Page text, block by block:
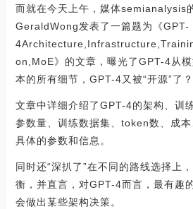
而就在今天上午，媒体semianalysis
GeraldWong发表了一篇题为《GPT-
on,MoE》的文章，曝光了GPT-4从
本的所有细节，GPT-4又被“开源”了？
文章中详细介绍了GPT-4的架构、训
参数量、训练数据集、token数、成
具体的参数和信息。
同时还“深扒了”在不同的路线选择上
衡，并直言，对GPT-4而言，最有趣
会做出某些架构决策。